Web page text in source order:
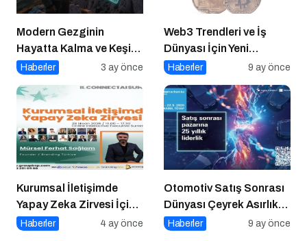
Modern Gezginin
Hayatta Kalma ve Keşif
Rehberi
Haberler 3 ay önce
Web3 Trendleri ve İş
Dünyası İçin Yeni
Fırsatlar
Haberler 9 ay önce
Kurumsal İletişimde
Yapay Zeka Zirvesi İçin
Geri Sayım!
Haberler 4 ay önce
Otomotiv Satış Sonrası
Dünyası Çeyrek Asırlık
Zirve İçin İstanbul’da
Haberler 9 ay önce